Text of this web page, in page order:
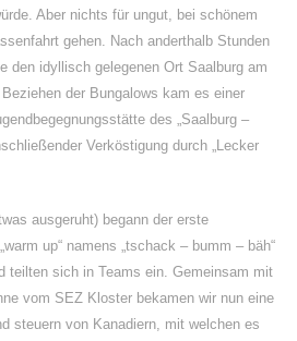
Aber nichts für ungut, bei schönem
gehen. Nach anderthalb Stunden
den idyllisch gelegenen Ort Saalburg am
der Bungalows kam es einer
des „Saalburg –
Verköstigung durch „Lecker
ausgeruht) begann der erste
up“ namens „tschack – bumm – bäh“
teilten sich in Teams ein. Gemeinsam mit
vom SEZ Kloster bekamen wir nun eine
steuern von Kanadiern, mit welchen es